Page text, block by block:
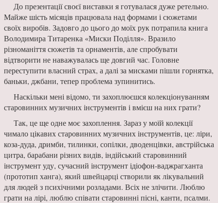
До презентації своєї виставки я готувалася дуже ретельно.
Майже шість місяців працювала над формами і сюжетами
своїх виробів. Задов­го до цього до моїх рук потрапила книга
Воло­димира Титаренка «Миски Поділля». Вразило
різноманіття сюжетів та орнаментів, але спробу­вати
відтворити не наважувалась ще довгий час. Головне
переступити власний страх, а далі за мисками пішли горнятка,
баньки, джбани, тепер проблема зупинитись.
Наскільки мені відомо, ти захоплюєшся ко­лекціонуванням
старовинних музичних інстру­ментів і вмієш на них грати?
Так, це ще одне моє захоплення. Зараз у моїй колекції
чимало цікавих старовинних музич­них інструментів, це: ліри,
коза-дуда, дримби, тилинки, сопілки, дводенцівки, австрійська
ци­тра, барабани різних видів, індійський старо­винний
інструмент уду, сучасний інструмент ідіофон-ваджрагханта
(прототип ханга), який швейцарці створили як лікувальний
для людей з психічними розладами. Всіх не злічити. Люблю
грати на лірі, люблю співати старовинні пісні, канти, псалми.